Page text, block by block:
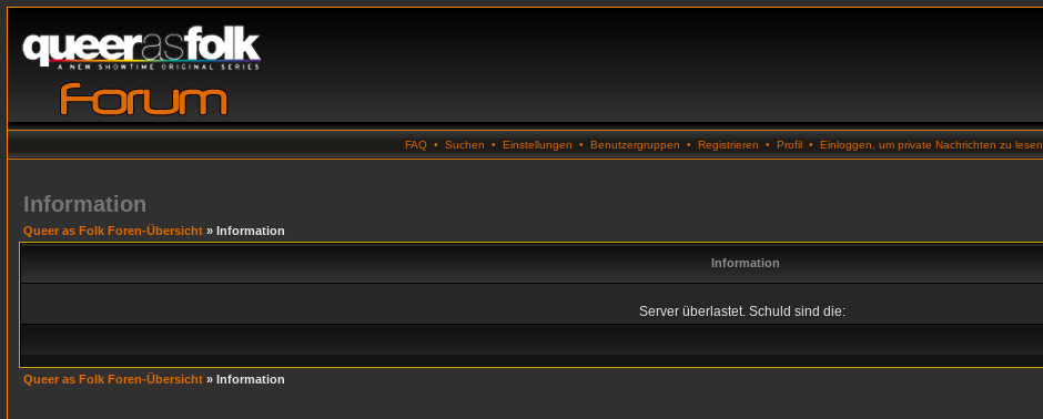
FAQ • Suchen • Einstellungen • Benutzergruppen • Registrieren • Profil • Einloggen, um private Nachrichten zu lesen
Information
Queer as Folk Foren-Übersicht » Information
Information
Server überlastet. Schuld sind die:
Queer as Folk Foren-Übersicht » Information